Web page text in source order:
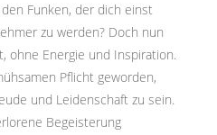
Funken, der dich einst
zu werden? Doch nun
ohne Energie und Inspiration.
Pflicht geworden,
und Leidenschaft zu sein.
Begeisterung